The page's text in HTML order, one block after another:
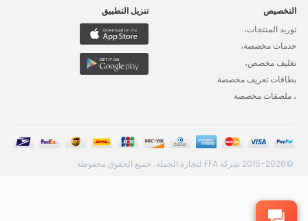
التخصيص
توريد المنتجات،
خدمات مخصصة،
تغليف مخصص،
بطاقات تعريف مخصصة
، ملصقات مخصصة
تنزيل التطبيق
©2015-2026 شركة FFA لتجارة الجملة، جميع الحقوق محفوظة